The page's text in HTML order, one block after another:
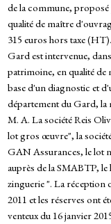
de la commune,
qualité de maître
315 euros hors taxe
Gard est intervenue,
patrimoine, en qualité de
base d'un diagnostic et
département du Gard, la
M. A. La société Reis
lot gros œuvre", la société
GAN Assurances, le lot
auprès de la SMABTP,
zinguerie ". La réception
2011 et les réserves ont
venteux du 16 janvier